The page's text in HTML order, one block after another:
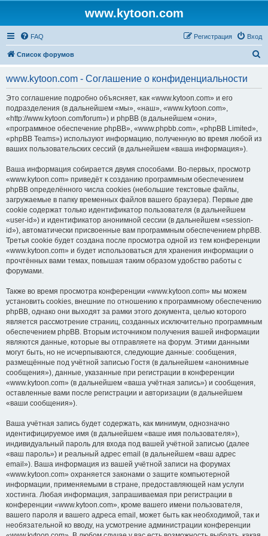
www.kytoon.com
FAQ Вход
Регистрация
Список форумов
www.kytoon.com - Соглашение о конфиденциальности
Это соглашение подробно объясняет, как «www.kytoon.com» и его
подразделения (в дальнейшем «мы», «наш», «www.kytoon.com»,
«http://www.kytoon.com/forum») и phpBB (в дальнейшем «они»,
«программное обеспечение phpBB», «www.phpbb.com», «phpBB Limited»,
«phpBB Teams») используют информацию, полученную во время любой из
ваших пользовательских сессий (в дальнейшем «ваша информация»).
Ваша информация собирается двумя способами. Во-первых, просмотр
«www.kytoon.com» приведёт к созданию программным обеспечением
phpBB определённого числа cookies (небольшие текстовые файлы,
загружаемые в папку временных файлов вашего браузера). Первые две
cookie содержат только идентификатор пользователя (в дальнейшем
«user-id») и идентификатор анонимной сессии (в дальнейшем «session-
id»), автоматически присвоенные вам программным обеспечением phpBB.
Третья cookie будет создана после просмотра одной из тем конференции
«www.kytoon.com» и будет использоваться для хранения информации о
прочтённых вами темах, повышая таким образом удобство работы с
форумами.
Также во время просмотра конференции «www.kytoon.com» мы можем
установить cookies, внешние по отношению к программному обеспечению
phpBB, однако они выходят за рамки этого документа, целью которого
является рассмотрение страниц, созданных исключительно программным
обеспечением phpBB. Вторым источником получения вашей информации
являются данные, которые вы отправляете на форум. Этими данными
могут быть, но не исчерпываются, следующие данные: сообщения,
размещённые под учётной записью Гостя (в дальнейшем «анонимные
сообщения»), данные, указанные при регистрации в конференции
«www.kytoon.com» (в дальнейшем «ваша учётная запись») и сообщения,
оставленные вами после регистрации и авторизации (в дальнейшем
«ваши сообщения»).
Ваша учётная запись будет содержать, как минимум, однозначно
идентифицируемое имя (в дальнейшем «ваше имя пользователя»),
индивидуальный пароль для входа под вашей учётной записью (далее
«ваш пароль») и реальный адрес email (в дальнейшем «ваш адрес
email»). Ваша информация из вашей учётной записи на форумах
«www.kytoon.com» охраняется законами о защите компьютерной
информации, применяемыми в стране, предоставляющей нам услуги
хостинга. Любая информация, запрашиваемая при регистрации в
конференции «www.kytoon.com», кроме вашего имени пользователя,
вашего пароля и вашего адреса email, может быть как необходимой, так и
необязательной ко вводу, на усмотрение администрации конференции